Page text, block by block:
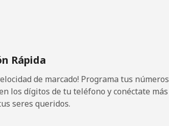
Rápida
de marcado! Programa tus números
los dígitos de tu teléfono y conéctate más
seres queridos.